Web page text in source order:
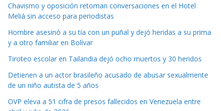
Chavismo y oposición retoman conversaciones en el Hotel
Meliá sin acceso para periodistas
Hombre asesinó a su tía con un puñal y dejó heridas a su prima
y a otro familiar en Bolívar
Tiroteo escolar en Tailandia dejó ocho muertos y 30 heridos
Detienen a un actor brasileño acusado de abusar sexualmente
de un niño autista de 5 años
OVP eleva a 51 cifra de presos fallecidos en Venezuela entre